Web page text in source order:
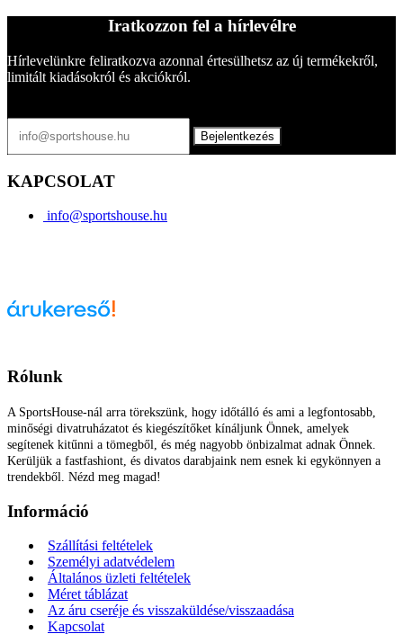
Iratkozzon fel a hírlevélre
Hírlevelünkre feliratkozva azonnal értesülhetsz az új termékekről,
limitált kiadásokról és akciókról.
Bejelentkezés
KAPCSOLAT
info@sportshouse.hu
Rólunk
A SportsHouse-nál arra törekszünk, hogy időtálló és ami a legfontosabb,
minőségi divatruházatot és kiegészítőket kínáljunk Önnek, amelyek
segítenek kitűnni a tömegből, és még nagyobb önbizalmat adnak Önnek.
Kerüljük a fastfashiont, és divatos darabjaink nem esnek ki egykönnyen a
trendekből. Nézd meg magad!
Információ
Szállítási feltételek
Személyi adatvédelem
Általános üzleti feltételek
Méret táblázat
Az áru cseréje és visszaküldése/visszaadása
Kapcsolat